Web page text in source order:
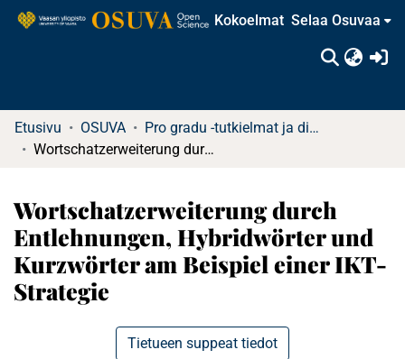
Kokoelmat Selaa Osuvaa
Etusivu OSUVA
Pro gradu -tutkielmat ja diplomityöt
Wortschatzerweiterung durch Entlehnungen, Hybridwörter und Kurzwörter am Beispiel einer IKT-Strategie
Wortschatzerweiterung durch
Entlehnungen, Hybridwörter und
Kurzwörter am Beispiel einer IKT-
Strategie
Tietueen suppeat tiedot